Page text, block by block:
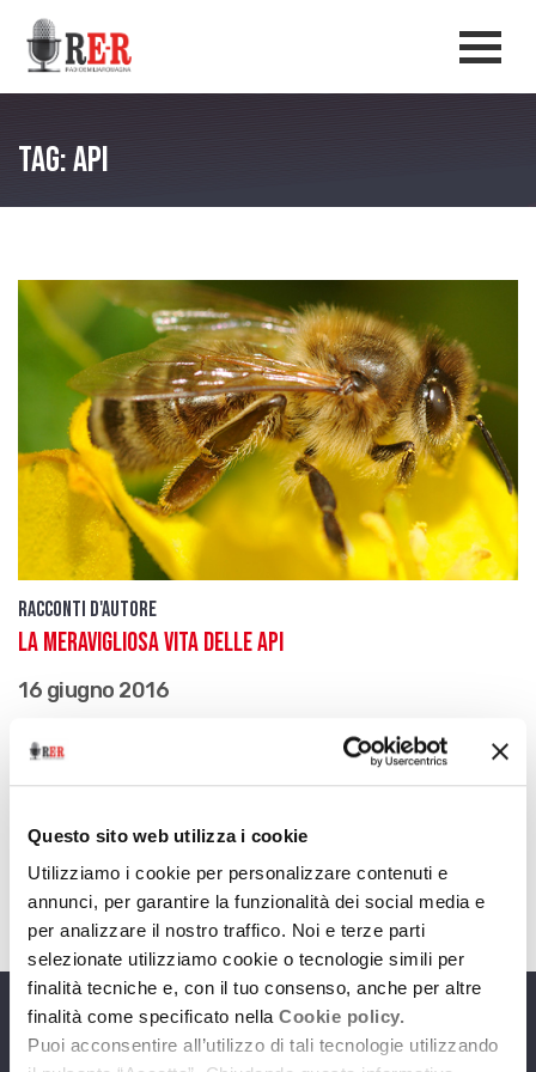
Questo sito web utilizza i cookie
Utilizziamo i cookie per personalizzare contenuti e
annunci, per garantire la funzionalità dei social media e
per analizzare il nostro traffico. Noi e terze parti
selezionate utilizziamo cookie o tecnologie simili per
finalità tecniche e, con il tuo consenso, anche per altre
finalità come specificato nella Cookie policy.
Puoi acconsentire all’utilizzo di tali tecnologie utilizzando
Salta al contenuto principale
Tag: api
Racconti d'autore
La meravigliosa vita delle api
16 giugno 2016
Testo tratto dal libro omonimo di Gianumberto
Accinelli (sottotitolo: “Amore, lavoro e altri
Pendragon, 2016)
Ascolta
Programmi